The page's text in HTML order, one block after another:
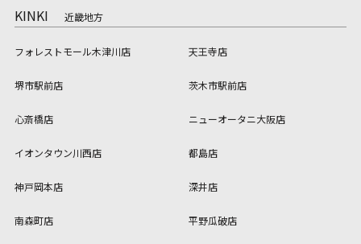
KINKI 近畿地方
フォレストモール木津川店 天王寺店
堺市駅前店 茨木市駅前店
心斎橋店 ニューオータニ大阪店
イオンタウン川西店 都島店
神戸岡本店 深井店
南森町店 平野瓜破店